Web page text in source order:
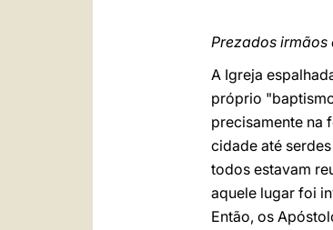
Prezados irmãos
A Igreja
próprio
precisamente na
cidade até
todos estavam
aquele lugar foi
Então, os